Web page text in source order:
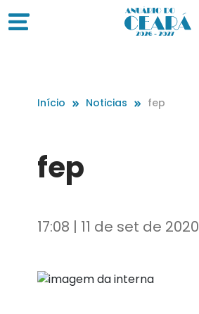
Início Noticias fep
fep
17:08 | 11 de set de 2020